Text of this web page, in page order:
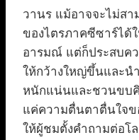
วานร แม้อาจจะไม่สา
ของไตรภาคซีซาร์ได้
อารมณ์ แต่ก็ประสบคว
ให้กว้างใหญ่ขึ้นและน
หนักแน่นและชวนขบ
แค่ความตื่นตาตื่นใจข
ให้ผู้ชมตั้งคำถามต่อโ